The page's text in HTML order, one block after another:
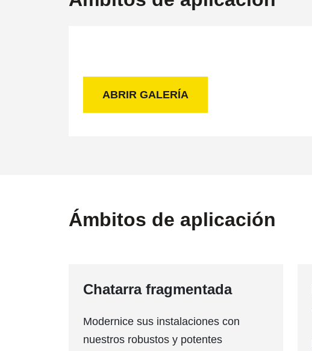
ABRIR GALERÍA
Ámbitos de aplicación
Chatarra fragmentada
Modernice sus instalaciones con
nuestros robustos y potentes